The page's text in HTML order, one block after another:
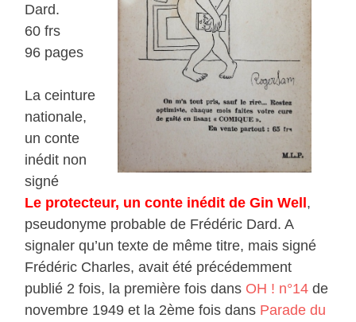
Dard.
60 frs
96 pages
La ceinture
nationale,
un conte
inédit non
signé
Le protecteur, un conte inédit de Gin Well,
pseudonyme probable de Frédéric Dard. A
signaler qu’un texte de même titre, mais signé
Frédéric Charles, avait été précédemment
publié 2 fois, la première fois dans OH ! n°14 de
novembre 1949 et la 2ème fois dans Parade du